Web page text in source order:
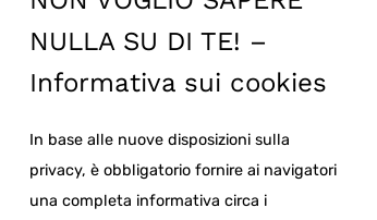
NULLA SU DI TE! –
Informativa sui cookies
In base alle nuove disposizioni sulla
privacy, è obbligatorio fornire ai navigatori
una completa informativa circa i